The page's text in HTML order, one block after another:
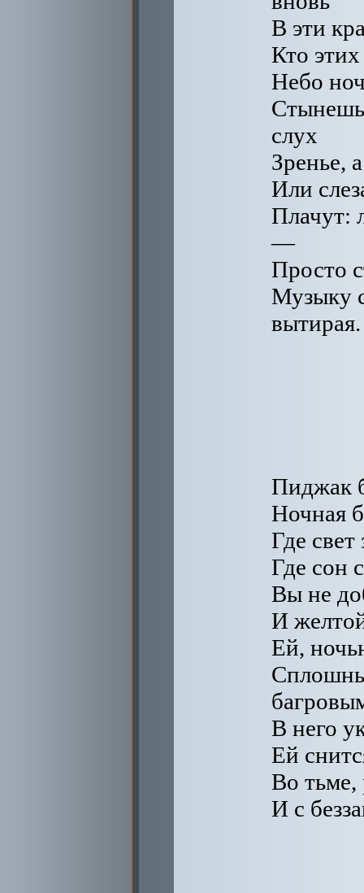
В эти
Кто
Небо
Стынешь
слух
Зренье,
Или
Плачут:
—
Просто
Музыку
вытирая.
Пиджак
Ночная
Где
Где сон
Вы не
И
Ей,
В него
Ей
Во тьме,
И с